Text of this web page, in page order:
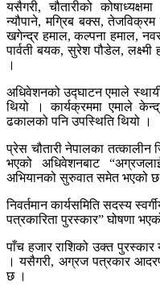
यसैगरी, चौतारीको
न्यौपाने, मग्रिब बक्स,
खगेन्द्र हमाल, कल्पना हमाल,
पार्वती बयक, सुरेश पौडेल,
।
अधिवेशनको उद्घाटन एमाले
थियो । कार्यक्रममा एमाले
ढकालको पनि उपस्थिति थियो ।
प्रेस चौतारी नेपालका तत्कालीन
भएको अधिवेशनबाट
अभियानको सुरुवात समेत भएको
निवर्तमान कार्यसमिति सदस्य
पत्रकारिता पुरस्कार” घोषणा
पाँच हजार राशिको उक्त
। यसैगरी, अग्रज पत्रकार
छ ।